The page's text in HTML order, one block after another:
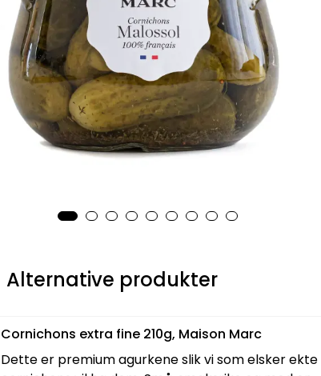
Alternative produkter
Cornichons extra fine 210g, Maison Marc
Dette er premium agurkene slik vi som elsker ekte